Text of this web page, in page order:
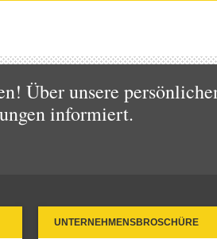
Über unsere
informiert.
UNTERNEHMENSBROSCHÜRE